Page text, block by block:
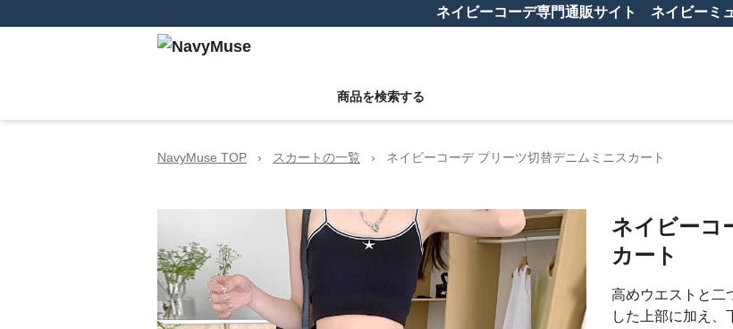
ネイビーコーデ専門通販サイト ネイビーミ
商品を検索する
NavyMuse TOP › スカートの一覧 › ネイビーコーデ プリーツ切替デニムミニスカート
ネイビーコ
カート
高めウエストと二
した上部に加え、